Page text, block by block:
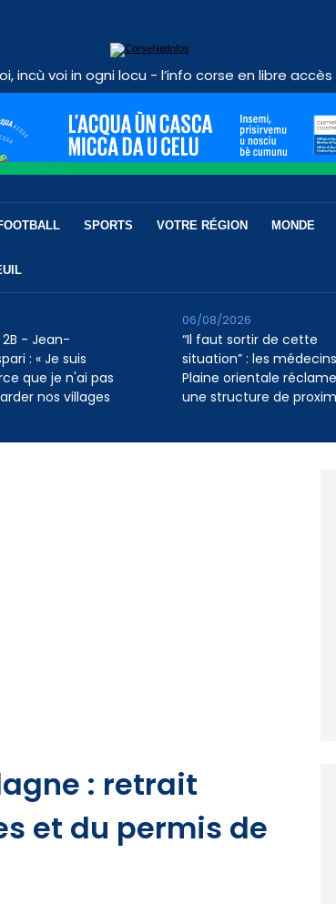
incù voi in ogni locu - l’info corse en libre accès
SPORTS VOTRE RÉGION MONDE
- Jean-
: « Je suis
que je n'ai pas
nos villages
“Il faut sortir de cette
situation” : les
Plaine orientale
une structure de
06/08/2026
: retrait
et du permis de